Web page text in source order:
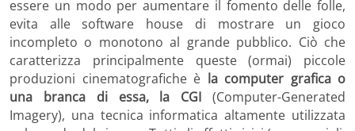
essere un modo per aumentare il fomento delle folle,
evita alle software house di mostrare un gioco
incompleto o monotono al grande pubblico. Ciò che
caratterizza principalmente queste (ormai) piccole
produzioni cinematografiche è la computer grafica o
una branca di essa, la CGI (Computer-Generated
Imagery), una tecnica informatica altamente utilizzata